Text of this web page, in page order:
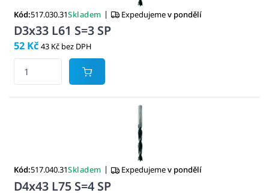
Kód:517.030.31Skladem | Expedujemev pondělí
D3x33 L61 S=3 SP
52 Kč 43 Kč bez DPH
Kód:517.040.31Skladem | Expedujemev pondělí
D4x43 L75 S=4 SP